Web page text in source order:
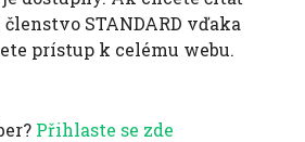
STANDARD vďaka
prístup k celému webu.
Přihlaste se zde